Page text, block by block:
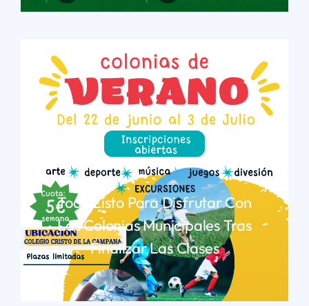
Todo Listo Para Disfrutar Con
Las Colonias Municipales Tras
Finalizar Las Clases
LEER MÁS